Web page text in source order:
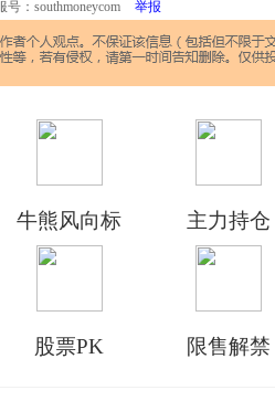
：southmoneycom 举报
牛熊风向标 主力持仓
股票PK 限售解禁